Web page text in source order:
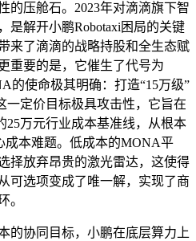
的压舱石。2023年对滴滴旗下智
是解开小鹏Robotaxi困局的关键
来了滴滴的战略持股和全生态赋
重要的是，它催生了代号为
的使命极其明确：打造“15万级”
一定价目标极具攻击性，它旨在
25万元行业成本基准线，从根本
成本难题。低成本的MONA平
择放弃昂贵的激光雷达，这使得
可选项变成了唯一解，实现了商
。
的协同目标，小鹏在底层算力上